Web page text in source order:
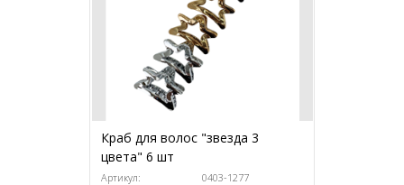
Краб для волос "звезда 3
цвета" 6 шт
Артикул: 0403-1277